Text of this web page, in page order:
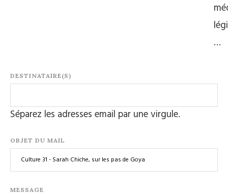
…
DESTINATAIRE(S)
Séparez les adresses email par une virgule.
OBJET DU MAIL
MESSAGE